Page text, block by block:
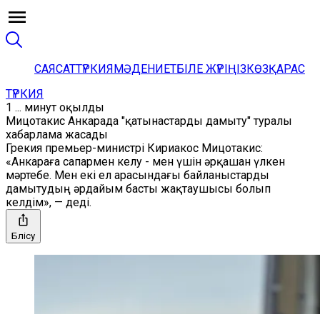
САЯСАТТҮРКИЯМӘДЕНИЕТБІЛЕ ЖҮРІҢІЗКӨЗҚАРАС
ТҮРКИЯ
1 ... минут оқылды
Мицотакис Анкарада "қатынастарды дамыту" туралы
хабарлама жасады
Грекия премьер-министрі Кириакос Мицотакис:
«Анкараға сапармен келу - мен үшін әрқашан үлкен
мәртебе. Мен екі ел арасындағы байланыстарды
дамытудың әрдайым басты жақтаушысы болып
келдім», — деді.
Бөлісу